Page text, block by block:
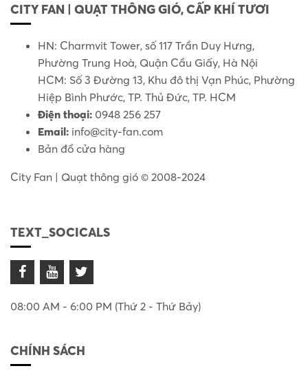
CITY FAN | QUẠT THÔNG GIÓ, CẤP KHÍ TƯƠI
HN: Charmvit Tower, số 117 Trần Duy Hưng,
Phường Trung Hoà, Quận Cầu Giấy, Hà Nội
HCM: Số 3 Đường 13, Khu đô thị Vạn Phúc, Phường
Hiệp Bình Phước, TP. Thủ Đức, TP. HCM
Điện thoại: 0948 256 257
Email: info@city-fan.com
Bản đồ cửa hàng
City Fan | Quạt thông gió © 2008-2024
TEXT_SOCICALS
08:00 AM - 6:00 PM (Thứ 2 - Thứ Bảy)
CHÍNH SÁCH